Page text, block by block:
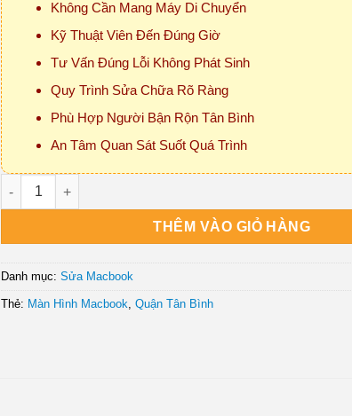
Không Cần Mang Máy Di Chuyển
Kỹ Thuật Viên Đến Đúng Giờ
Tư Vấn Đúng Lỗi Không Phát Sinh
Quy Trình Sửa Chữa Rõ Ràng
Phù Hợp Người Bận Rộn Tân Bình
An Tâm Quan Sát Suốt Quá Trình
Thay Màn Hình Macbook Quận Tân Bình Tận Nơi số lượng
THÊM VÀO GIỎ HÀNG
Danh mục:Sửa Macbook
Thẻ: Màn Hình Macbook ,Quận Tân Bình